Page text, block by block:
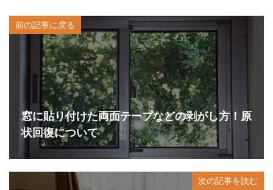
前の記事に戻る
窓に貼り付けた両面テープなどの剥がし方！原
状回復について
次の記事を読む